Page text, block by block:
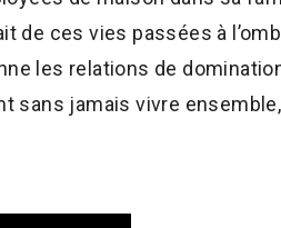
de ces vies passées à
les relations de
sans jamais vivre